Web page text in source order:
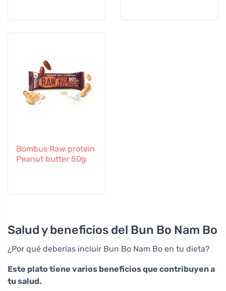
Bombus Raw protein
Peanut butter 50g
Salud y beneficios del Bun Bo Nam Bo
¿Por qué deberías incluir Bun Bo Nam Bo en tu dieta?
Este plato tiene varios beneficios que contribuyen a
tu salud.